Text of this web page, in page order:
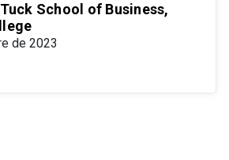
School of Business,
de 2023